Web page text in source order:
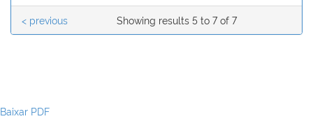
Showing results 5 to 7 of 7
< previous
Baixar PDF